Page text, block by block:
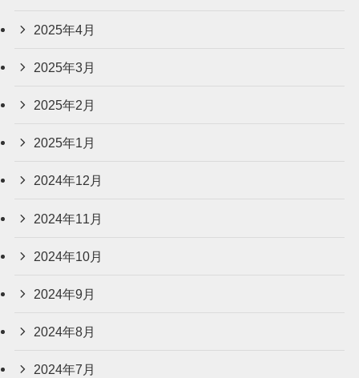
2025年4月
2025年3月
2025年2月
2025年1月
2024年12月
2024年11月
2024年10月
2024年9月
2024年8月
2024年7月